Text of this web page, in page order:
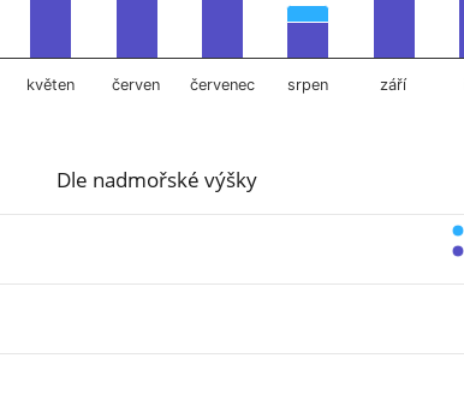
květen červen červenec srpen září
Dle nadmořské výšky
0 to 213.